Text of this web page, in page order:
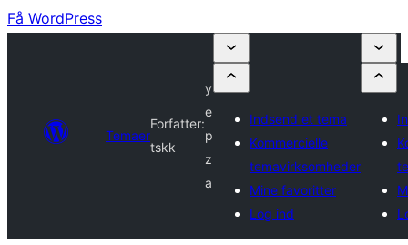
Få WordPress
Temaer
Forfatter:
tskk
y
e
p
z
a
Indsend et tema
Kommercielle
temavirksomheder
Mine favoritter
Log ind